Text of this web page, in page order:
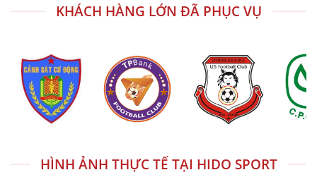
Core Reactor™ – lõi foam đa mật độ tăng trợ
lực
Dynamic PowerFlex Technology™ – tăng độ
Control Joint Technology™ – kiểm soát ổn
định hơn khi đánh nhanh
KHÁCH HÀNG LỚN ĐÃ PHỤC VỤ
HÌNH ẢNH THỰC TẾ TẠI HIDO SPORT